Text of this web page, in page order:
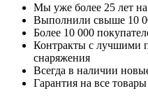
Мы уже более 25 лет
Выполнили свыше 10
Более 10 000
Контракты с лучшими
снаряжения
Всегда в наличии
Гарантия на все товары